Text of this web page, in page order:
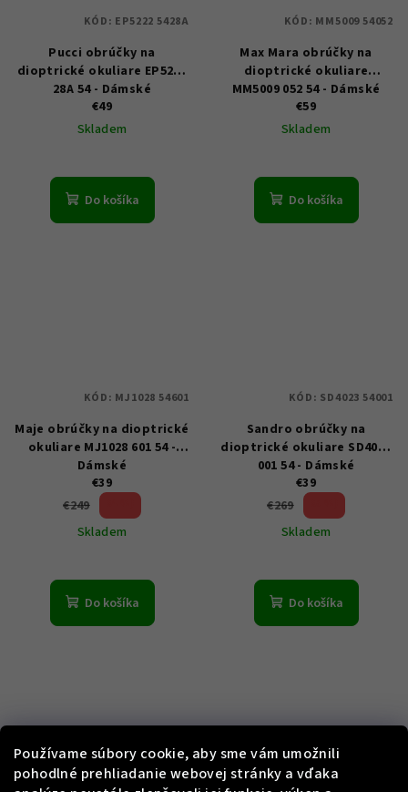
Používame súbory cookie, aby sme vám umožnili
pohodlné prehliadanie webovej stránky a vďaka
Pucci obrúčky na
dioptrické okuliare EP5222
28A 54 - Dámské
€49
Skladem
Do košíka
KÓD: EP5222 5428A
Max Mara obrúčky na
dioptrické okuliare
MM5009 052 54 - Dámské
€59
Skladem
Do košíka
KÓD: MM5009 54052
Maje obrúčky na dioptrické
okuliare MJ1028 601 54 -
Dámské
€39
€249
Skladem
Do košíka
KÓD: MJ1028 54601
Sandro obrúčky na
dioptrické okuliare SD4023
001 54 - Dámské
€39
€269
Skladem
Do košíka
KÓD: SD4023 54001